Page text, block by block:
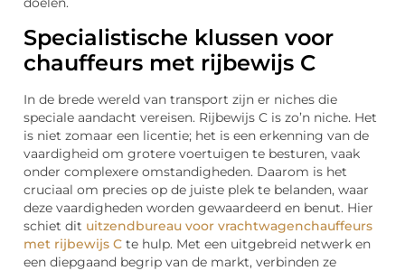
doelen.
Specialistische klussen voor
chauffeurs met rijbewijs C
In de brede wereld van transport zijn er niches die
speciale aandacht vereisen. Rijbewijs C is zo’n niche. Het
is niet zomaar een licentie; het is een erkenning van de
vaardigheid om grotere voertuigen te besturen, vaak
onder complexere omstandigheden. Daarom is het
cruciaal om precies op de juiste plek te belanden, waar
deze vaardigheden worden gewaardeerd en benut. Hier
schiet dit uitzendbureau voor vrachtwagenchauffeurs
met rijbewijs C te hulp. Met een uitgebreid netwerk en
een diepgaand begrip van de markt, verbinden ze